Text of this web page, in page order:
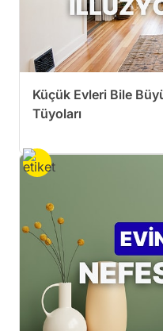
Küçük Evleri Bile
Tüyoları